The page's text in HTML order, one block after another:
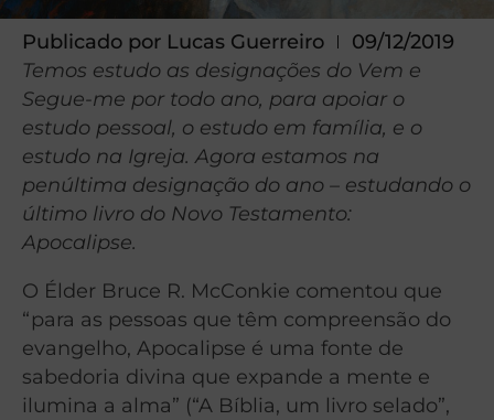
Publicado por Lucas Guerreiro
09/12/2019
Temos estudo as designações do Vem e
Segue-me por todo ano, para apoiar o
estudo pessoal, o estudo em família, e o
estudo na Igreja. Agora estamos na
penúltima designação do ano – estudando o
último livro do Novo Testamento:
Apocalipse.
O Élder Bruce R. McConkie comentou que
“para as pessoas que têm compreensão do
evangelho, Apocalipse é uma fonte de
sabedoria divina que expande a mente e
ilumina a alma” (“A Bíblia, um livro selado”,